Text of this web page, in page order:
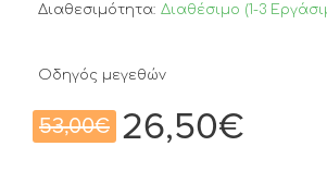
Διαθεσιμότητα: Διαθέσιμο (1-3
Οδηγός μεγεθών
53,00€ 26,50€